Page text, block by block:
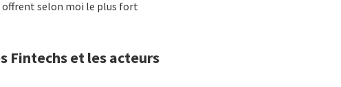
offrent selon moi le plus fort
Fintechs et les acteurs